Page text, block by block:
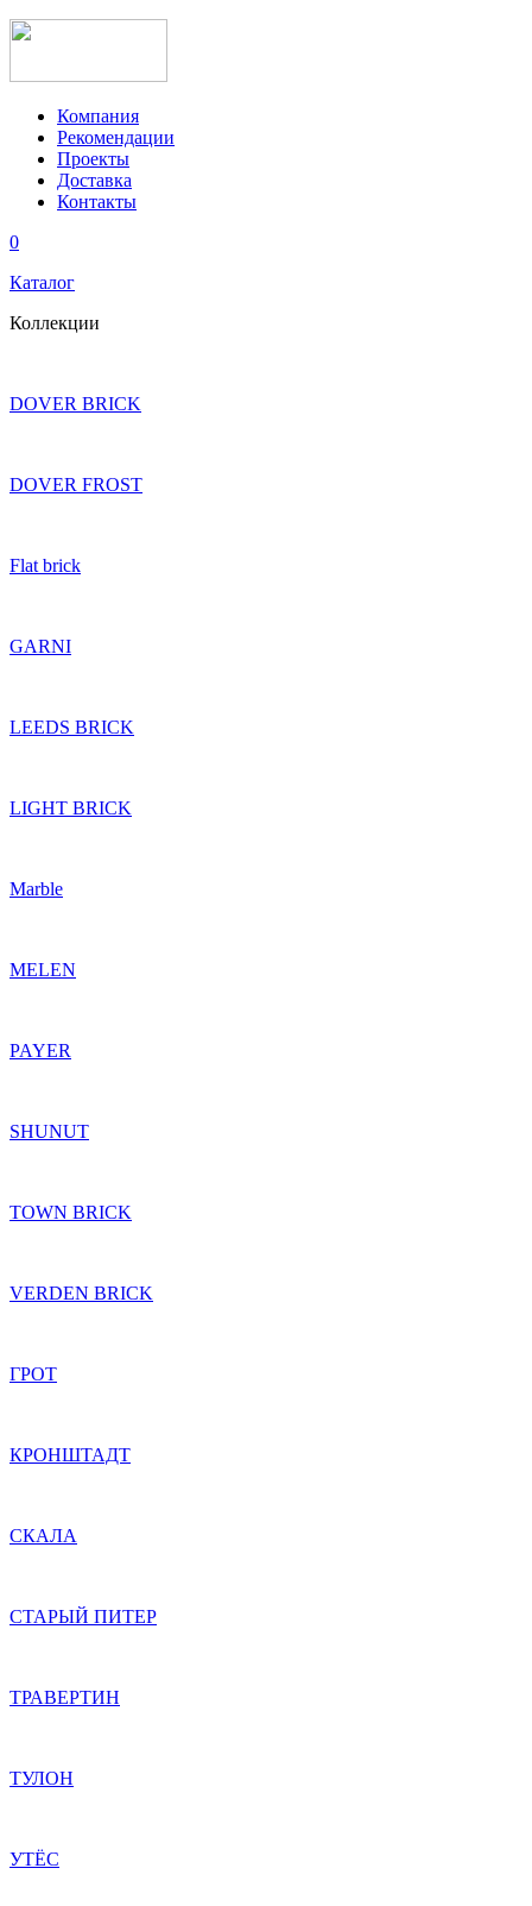
Компания
Рекомендации
Проекты
Доставка
Контакты
0
Каталог
Коллекции
DOVER BRICK
DOVER FROST
Flat brick
GARNI
LEEDS BRICK
LIGHT BRICK
Marble
MELEN
PAYER
SHUNUT
TOWN BRICK
VERDEN BRICK
ГРОТ
КРОНШТАДТ
СКАЛА
СТАРЫЙ ПИТЕР
ТРАВЕРТИН
ТУЛОН
УТЁС